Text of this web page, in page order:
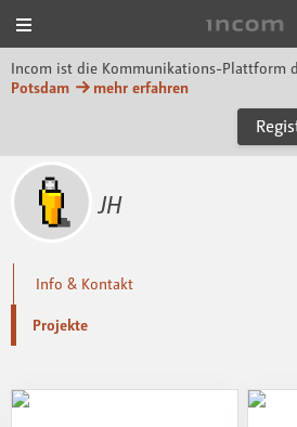
Incom ist die Kommunikations-Plattform
Potsdam
mehr erfahren
JH
Info & Kontakt
Projekte